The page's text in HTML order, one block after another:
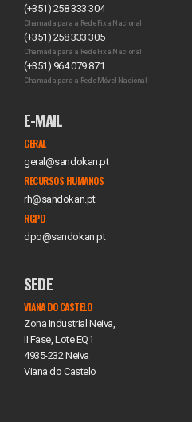
(+351) 258 333 304
Chamada para a Rede Fixa Nacional
(+351) 258 333 305
Chamada para a Rede Fixa Nacional
(+351) 964 079 871
Chamada para a Rede Móvel Nacional
E-MAIL
GERAL
geral@sandokan.pt
RECURSOS HUMANOS
rh@sandokan.pt
RGPD
dpo@sandokan.pt
SEDE
VIANA DO CASTELO
Zona Industrial Neiva,
II Fase, Lote EQ1
4935-232 Neiva
Viana do Castelo